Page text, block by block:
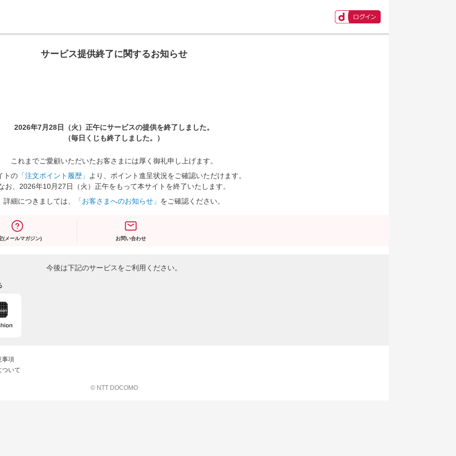
サービス提供終了に関するお知らせ
2026年7月28日（火）正午にサービスの提供を終了しました。
（毎日くじも終了しました。）
これまでご愛顧いただいたお客さまには厚く御礼申し上げます。
トの 「注文ポイント履歴」
より、ポイント進呈状況をご確認いただけます。
お、2026年10月27日（火）正午をもって本サイトを終了いたします。
詳細につきましては、
「お客さまへのお知らせ」 をご確認ください。
(メールマガジン) お問い合わせ
今後は下記のサービスをご利用ください。
事項
ついて
© NTT DOCOMO